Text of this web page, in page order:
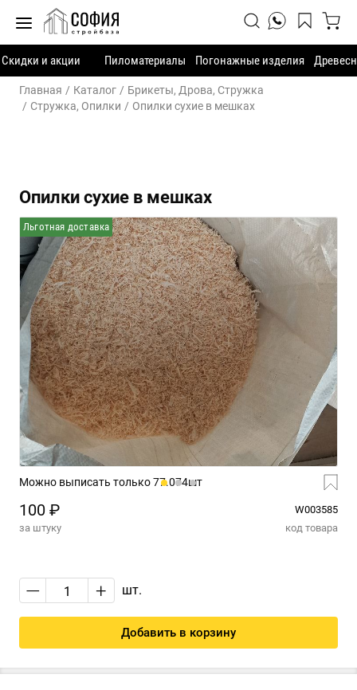
Скидки и акции Пиломатериалы Погонажные изделия
Главная Каталог
Брикеты, Дрова, Стружка
Стружка, Опилки
Опилки сухие в мешках
Опилки сухие в мешках
Льготная доставка
Можно выписать только 77.074шт
100 ₽
W003585
за штуку
код товара
— + шт.
Добавить в корзину